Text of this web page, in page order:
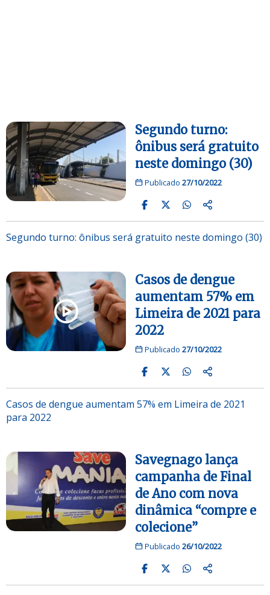
Segundo turno:
ônibus será gratuito
neste domingo (30)
Publicado 27/10/2022
Segundo turno: ônibus será gratuito neste domingo (30)
Casos de dengue
aumentam 57% em
Limeira de 2021 para
2022
Publicado 27/10/2022
Casos de dengue aumentam 57% em Limeira de 2021
para 2022
Savegnago lança
campanha de Final
de Ano com nova
dinâmica “compre e
colecione”
Publicado 26/10/2022